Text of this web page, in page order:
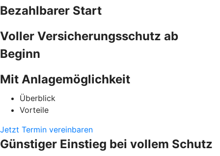
Bezahlbarer Start
Voller Versicherungsschutz ab
Beginn
Mit Anlagemöglichkeit
Überblick
Vorteile
Jetzt Termin vereinbaren
Günstiger Einstieg bei vollem Schutz